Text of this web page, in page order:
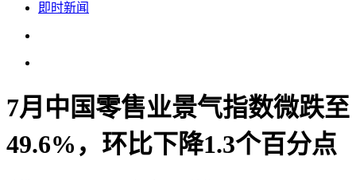
即时新闻
7月中国零售业景气指数微跌至
49.6%，环比下降1.3个百分点